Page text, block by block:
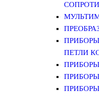
ПЕТЛИ